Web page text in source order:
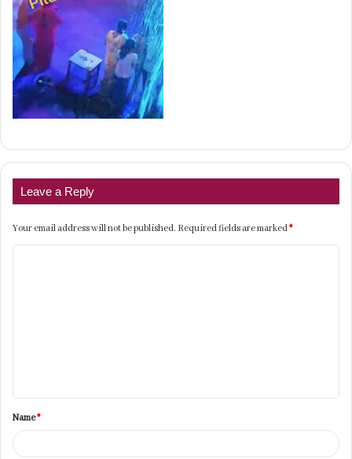
Leave a Reply
Your email address will not be published. Required fields are marked*
t
*Name*